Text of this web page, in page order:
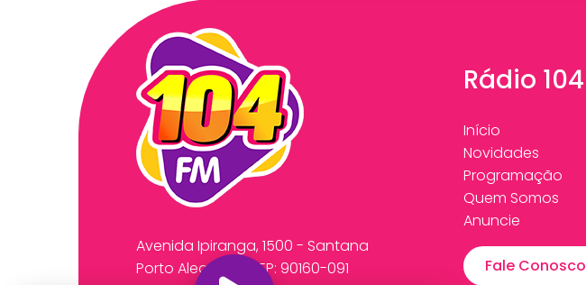
Avenida Ipiranga, 1500 - Santana
Porto Alegre/RS CEP: 90160-091
Rádio 104
Início
Novidades
Programação
Quem Somos
Anuncie
Fale Conosco